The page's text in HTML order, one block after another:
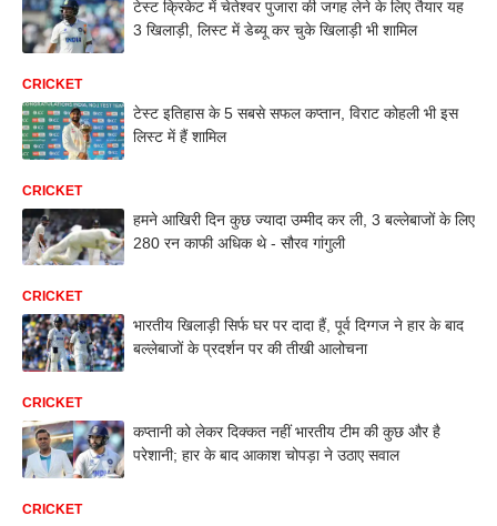
टेस्ट क्रिकेट में चेतेश्वर पुजारा की जगह लेने के लिए तैयार यह
3 खिलाड़ी, लिस्ट में डेब्यू कर चुके खिलाड़ी भी शामिल
CRICKET
टेस्ट इतिहास के 5 सबसे सफल कप्तान, विराट कोहली भी इस
लिस्ट में हैं शामिल
CRICKET
हमने आखिरी दिन कुछ ज्यादा उम्मीद कर ली, 3 बल्लेबाजों के लिए
280 रन काफी अधिक थे - सौरव गांगुली
CRICKET
भारतीय खिलाड़ी सिर्फ घर पर दादा हैं, पूर्व दिग्गज ने हार के बाद
बल्लेबाजों के प्रदर्शन पर की तीखी आलोचना
CRICKET
कप्तानी को लेकर दिक्कत नहीं भारतीय टीम की कुछ और है
परेशानी; हार के बाद आकाश चोपड़ा ने उठाए सवाल
CRICKET